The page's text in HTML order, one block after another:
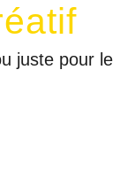
juste pour le